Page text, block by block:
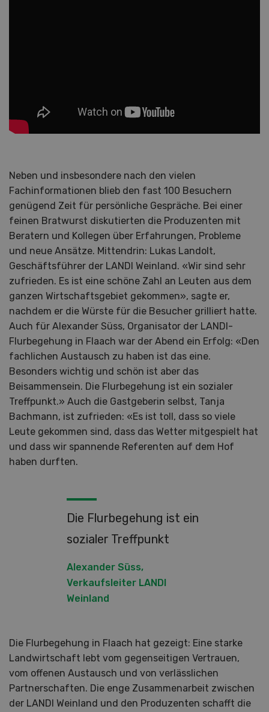
Neben und insbesondere nach den vielen
Fachinformationen blieb den fast 100 Besuchern
genügend Zeit für persönliche Gespräche. Bei einer
feinen Bratwurst diskutierten die Produzenten mit
Beratern und Kollegen über Erfahrungen, Probleme
und neue Ansätze. Mittendrin: Lukas Landolt,
Geschäftsführer der LANDI Weinland. «Wir sind sehr
zufrieden. Es ist eine schöne Zahl an Leuten aus dem
ganzen Wirtschaftsgebiet gekommen», sagte er,
nachdem er die Würste für die Besucher grilliert hatte.
Auch für Alexander Süss, Organisator der LANDI-
Flurbegehung in Flaach war der Abend ein Erfolg: «Den
fachlichen Austausch zu haben ist das eine.
Besonders wichtig und schön ist aber das
Beisammensein. Die Flurbegehung ist ein sozialer
Treffpunkt.» Auch die Gastgeberin selbst, Tanja
Bachmann, ist zufrieden: «Es ist toll, dass so viele
Leute gekommen sind, dass das Wetter mitgespielt hat
und dass wir spannende Referenten auf dem Hof
haben durften.
Die Flurbegehung ist ein
sozialer Treffpunkt
Alexander Süss,
Verkaufsleiter LANDI
Weinland
Die Flurbegehung in Flaach hat gezeigt: Eine starke
Landwirtschaft lebt vom gegenseitigen Vertrauen,
vom offenen Austausch und von verlässlichen
Partnerschaften. Die enge Zusammenarbeit zwischen
der LANDI Weinland und den Produzenten schafft die